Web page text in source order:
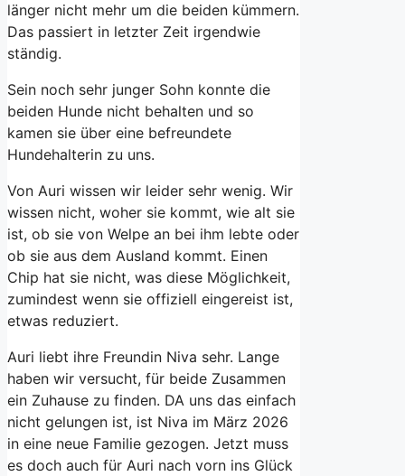
länger nicht mehr um die beiden kümmern.
Das passiert in letzter Zeit irgendwie
ständig.
Sein noch sehr junger Sohn konnte die
beiden Hunde nicht behalten und so
kamen sie über eine befreundete
Hundehalterin zu uns.
Von Auri wissen wir leider sehr wenig. Wir
wissen nicht, woher sie kommt, wie alt sie
ist, ob sie von Welpe an bei ihm lebte oder
ob sie aus dem Ausland kommt. Einen
Chip hat sie nicht, was diese Möglichkeit,
zumindest wenn sie offiziell eingereist ist,
etwas reduziert.
Auri liebt ihre Freundin Niva sehr. Lange
haben wir versucht, für beide Zusammen
ein Zuhause zu finden. DA uns das einfach
nicht gelungen ist, ist Niva im März 2026
in eine neue Familie gezogen. Jetzt muss
es doch auch für Auri nach vorn ins Glück